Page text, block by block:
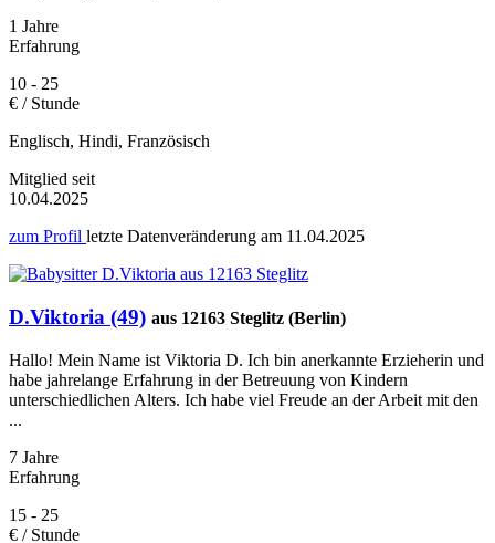
1 Jahre
Erfahrung
10 - 25
€ / Stunde
Englisch, Hindi, Französisch
Mitglied seit
10.04.2025
zum Profil letzte Datenveränderung am 11.04.2025
D.Viktoria (49) aus 12163 Steglitz (Berlin)
Hallo! Mein Name ist Viktoria D. Ich bin anerkannte Erzieherin und
habe jahrelange Erfahrung in der Betreuung von Kindern
unterschiedlichen Alters. Ich habe viel Freude an der Arbeit mit den
...
7 Jahre
Erfahrung
15 - 25
€ / Stunde